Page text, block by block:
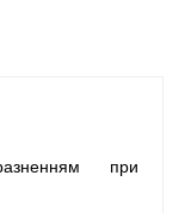
при